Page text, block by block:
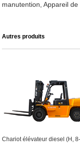
manutention, Appareil
Autres produits
Chariot élévateur diesel (H,